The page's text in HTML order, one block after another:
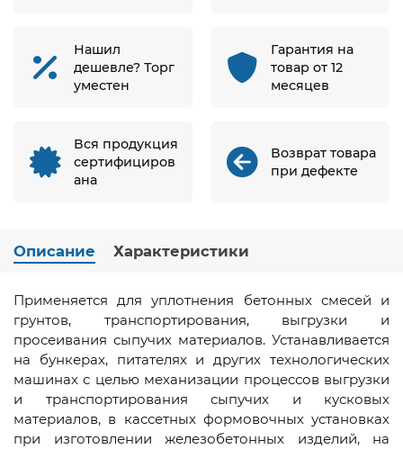
Нашил
дешевле? Торг
уместен
Гарантия на
товар от 12
месяцев
Вся продукция
сертифициров
ана
Возврат товара
при дефекте
Описание Характеристики
Применяется для уплотнения бетонных смесей и
грунтов, транспортирования, выгрузки и
просеивания сыпучих материалов. Устанавливается
на бункерах, питателях и других технологических
машинах с целью механизации процессов выгрузки
и транспортирования сыпучих и кусковых
материалов, в кассетных формовочных установках
при изготовлении железобетонных изделий, на